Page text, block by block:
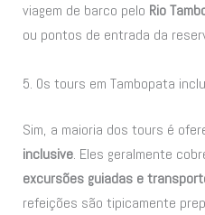
viagem de barco pelo Rio
ou pontos de entrada da
5. Os tours em Tambopata
Sim, a maioria dos tours é
inclusive. Eles geralmente
excursões guiadas e
refeições são tipicamente